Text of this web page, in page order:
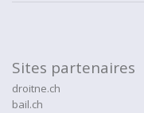
Sites partenaires
droitne.ch
bail.ch